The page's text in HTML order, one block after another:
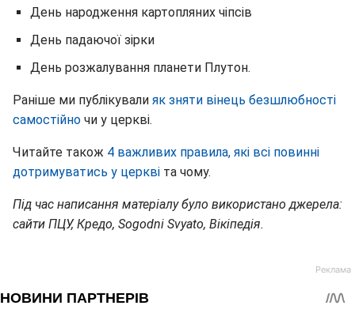
День народження картопляних чіпсів
День падаючої зірки
День розжалування планети Плутон.
Раніше ми публікували як зняти вінець безшлюбності
самостійно чи у церкві.
Читайте також 4 важливих правила, які всі повинні
дотримуватись у церкві та чому.
Під час написання матеріалу було використано джерела:
сайти ПЦУ, Кредо, Sogodni Svyato, Вікіпедія.